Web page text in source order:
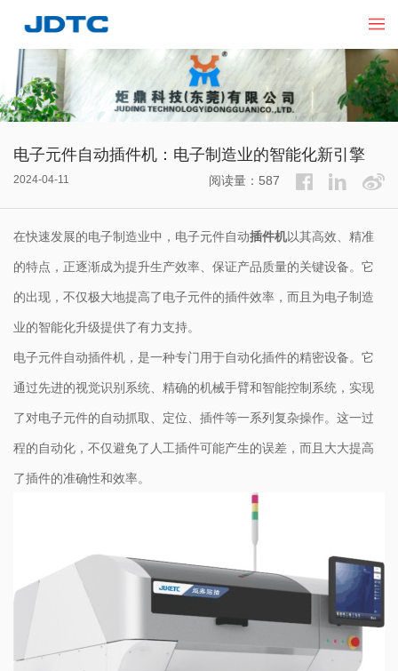
电子元件自动插件机：电子制造业的智能化新引擎
2024-04-11 阅读量：587
在快速发展的电子制造业中，电子元件自动插件机以其高效、精准
的特点，正逐渐成为提升生产效率、保证产品质量的关键设备。它
的出现，不仅极大地提高了电子元件的插件效率，而且为电子制造
业的智能化升级提供了有力支持。
电子元件自动插件机，是一种专门用于自动化插件的精密设备。它
通过先进的视觉识别系统、精确的机械手臂和智能控制系统，实现
了对电子元件的自动抓取、定位、插件等一系列复杂操作。这一过
程的自动化，不仅避免了人工插件可能产生的误差，而且大大提高
了插件的准确性和效率。